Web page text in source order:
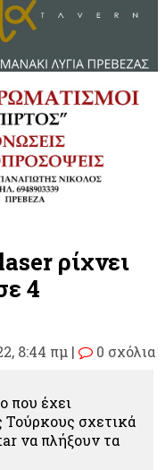
ρίχνει
4
8:44 πμ | 0 σχόλια
που έχει
Τούρκους σχετικά
να πλήξουν τα